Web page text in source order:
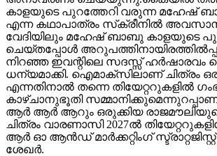
കാളയുടെ പുറത്തേറി വരുന്ന മഹേഷ്
എന്ന കഥാപാത്രം സ്‌ക്രീനിൽ
വേദിയിലും മഹേഷ് ബാബു കാളയുടെ
ചെയ്തപ്പോൾ
നിറഞ്ഞ ഇവന്റിലെ സദസ്സ് ഹർഷാരവം
ധന്യമാക്കി. ഐമാക്‌സിലാണ് ചിത്രം
എന്നതിനാല്‍ തന്നെ തിയേറ്ററുകളില്‍
കാഴ്ചാനുഭൂതി
ആർ ആർ ആറും ഒരുക്കിയ
ചിത്രം വാരണാസി 2027ൽ
ആർ ഓ ആൻഡ് മാർക്കറ്റിംഗ്
ശേഖർ.